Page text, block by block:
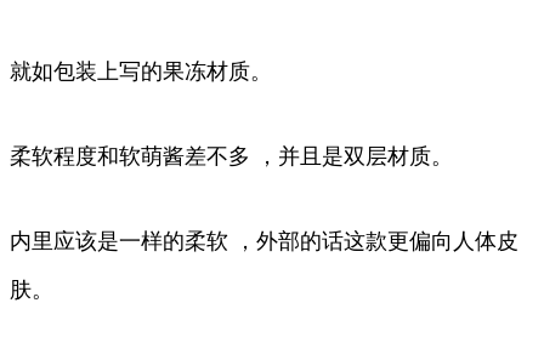
就如包装上写的果冻材质。
柔软程度和软萌酱差不多 ，并且是双层材质。
内里应该是一样的柔软 ，外部的话这款更偏向人体皮
肤。